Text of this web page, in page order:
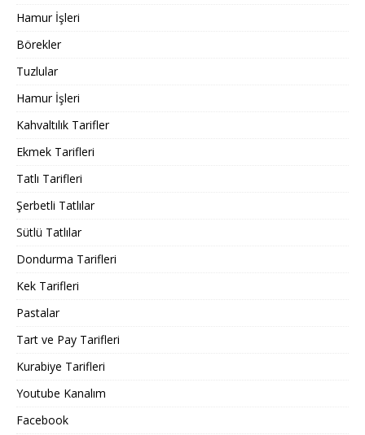
Hamur İşleri
Börekler
Tuzlular
Hamur İşleri
Kahvaltılık Tarifler
Ekmek Tarifleri
Tatlı Tarifleri
Şerbetli Tatlılar
Sütlü Tatlılar
Dondurma Tarifleri
Kek Tarifleri
Pastalar
Tart ve Pay Tarifleri
Kurabiye Tarifleri
Youtube Kanalım
Facebook